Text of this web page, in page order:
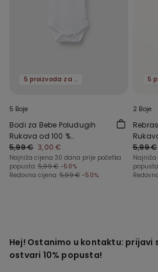
5 proizvoda za -70%
5 Boje
Bodi za Bebe Poludugih
Rukava od 100 %
Jednobojnog Pamuka
5,99 € 3,00 €
Najniža cijena 30 dana prije početka
popusta: 5,99 € -50%
Redovna cijena: 5,99 € -50%
2 Boje
5,99 €
Hej! Ostanimo u kontaktu: prijavi
ostvari 10% popusta!